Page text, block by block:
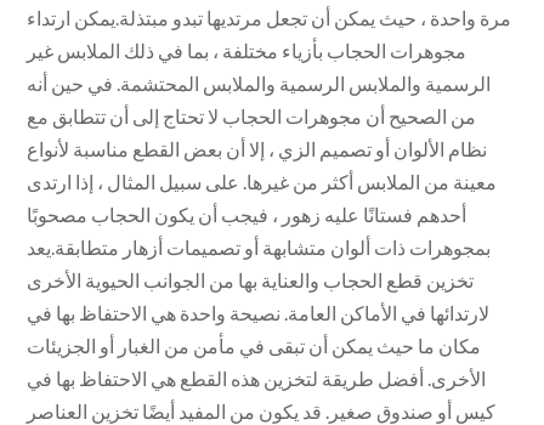
مرة واحدة ، حيث يمكن أن تجعل مرتديها تبدو مبتذلة.يمكن ارتداء
مجوهرات الحجاب بأزياء مختلفة ، بما في ذلك الملابس غير
الرسمية والملابس الرسمية والملابس المحتشمة. في حين أنه
من الصحيح أن مجوهرات الحجاب لا تحتاج إلى أن تتطابق مع
نظام الألوان أو تصميم الزي ، إلا أن بعض القطع مناسبة لأنواع
معينة من الملابس أكثر من غيرها. على سبيل المثال ، إذا ارتدى
أحدهم فستانًا عليه زهور ، فيجب أن يكون الحجاب مصحوبًا
بمجوهرات ذات ألوان متشابهة أو تصميمات أزهار متطابقة.يعد
تخزين قطع الحجاب والعناية بها من الجوانب الحيوية الأخرى
لارتدائها في الأماكن العامة. نصيحة واحدة هي الاحتفاظ بها في
مكان ما حيث يمكن أن تبقى في مأمن من الغبار أو الجزيئات
الأخرى. أفضل طريقة لتخزين هذه القطع هي الاحتفاظ بها في
كيس أو صندوق صغير. قد يكون من المفيد أيضًا تخزين العناصر